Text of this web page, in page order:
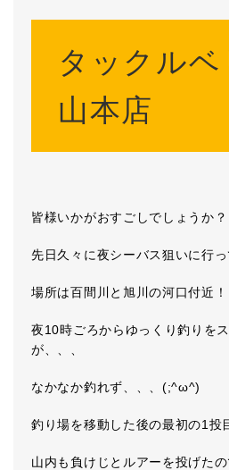
タックルベ
山本店
皆様いかがおすごしでしょうか？
先日久々に夜シーバス狙いに行
場所は百間川と旭川の河口付近！
夜10時ごろからゆっくり釣りを
が、、、
なかなか釣れず、、、(;^ω^)
釣り場を移動した後の最初の1投
山内も負けじとルアーを投げたの